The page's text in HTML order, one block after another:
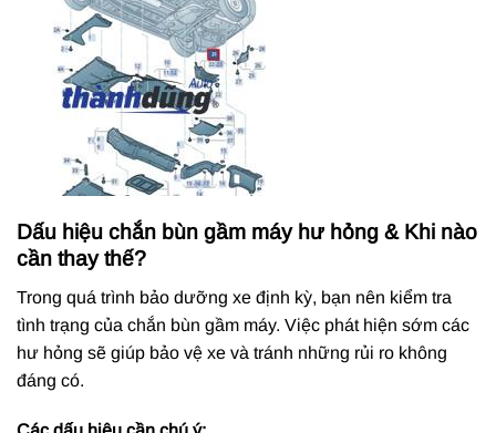
Dấu hiệu chắn bùn gầm máy hư hỏng & Khi nào
cần thay thế?
Trong quá trình bảo dưỡng xe định kỳ, bạn nên kiểm tra
tình trạng của chắn bùn gầm máy. Việc phát hiện sớm các
hư hỏng sẽ giúp bảo vệ xe và tránh những rủi ro không
đáng có.